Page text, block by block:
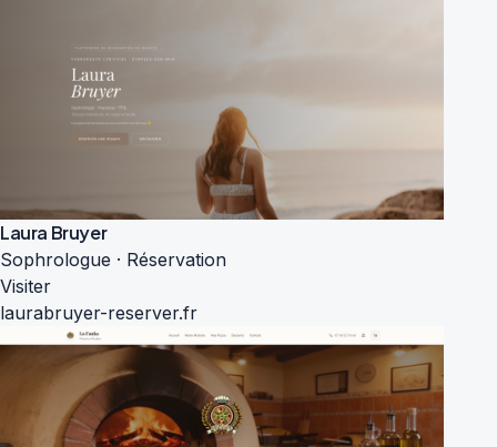
Laura Bruyer
Sophrologue · Réservation
Visiter
laurabruyer-reserver.fr